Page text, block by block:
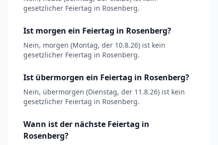
gesetzlicher Feiertag in Rosenberg.
Ist morgen ein Feiertag in Rosenberg?
Nein, morgen (Montag, der 10.8.26) ist kein
gesetzlicher Feiertag in Rosenberg.
Ist übermorgen ein Feiertag in Rosenberg?
Nein, übermorgen (Dienstag, der 11.8.26) ist kein
gesetzlicher Feiertag in Rosenberg.
Wann ist der nächste Feiertag in
Rosenberg?